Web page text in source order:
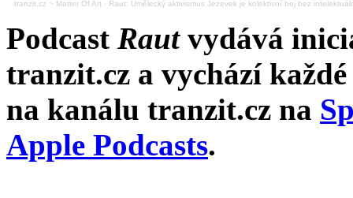
tranzit.cz ~ Matter Of Art · Raut: Umělecký aktivismus Jezevek je kolektivní boj bez
Podcast Rautvydává
tranzit.cz a vychází
na kanálu tranzit.cz na
Apple Podcasts.